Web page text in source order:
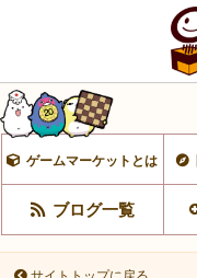
ゲームマーケットとは
ブログ一覧